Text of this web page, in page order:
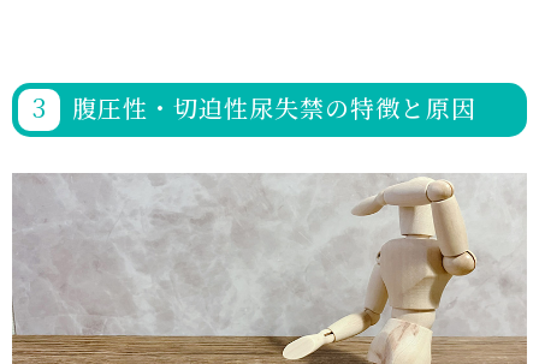
腹圧性・切迫性尿失禁の特徴と原因